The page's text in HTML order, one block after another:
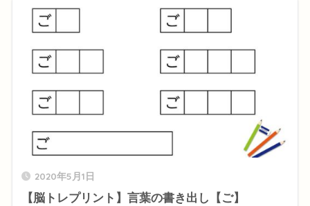
2020年5月1日
【脳トレプリント】言葉の書き出し【ご】